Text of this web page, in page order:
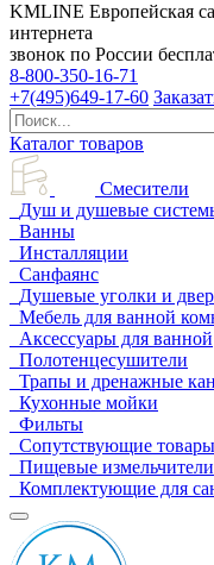
KMLINE Европейская
интернета
звонок по России
8-800-350-16-71
+7(495)649-17-60
Каталог товаров
Смесители
Душ и душевые
Ванны
Инсталляции
Санфаянс
Душевые уголки и
Мебель для ванной
Аксессуары для ванной
Полотенцесушители
Трапы и дренажные
Кухонные мойки
Фильты
Сопутствующие товары
Пищевые измельчители
Комплектующие для